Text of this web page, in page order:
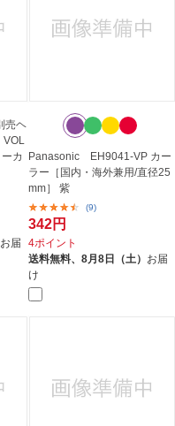
売ヘ
VOL
カ
お届
Panasonic EH9041-VP カー
ラー［国内・海外兼用/直径25
mm］ 紫
(9)
342円
4ポイント
送料無料、8月8日（土） お届
け